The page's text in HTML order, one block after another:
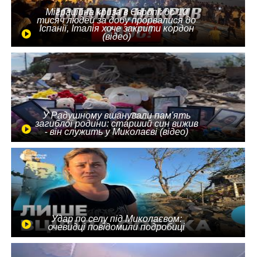
Міграційна криза в Європі: до 10
тисяч людей за добу прорвалися до
Іспанії, Італія хоче закрити кордон
(відео)
У Радушному вшанували пам'ять
загиблої родини: старший син вижив
- він служить у Миколаєві (відео)
Удар по селу під Миколаєвом:
очевидці повідомили подробиці